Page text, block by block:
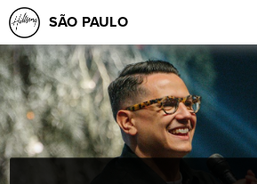
SÃO PAULO